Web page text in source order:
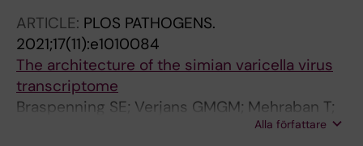
ARTICLE: PLOS PATHOGENS.
2021;17(11):e1010084
The architecture of the simian varicella virus
transcriptome
Braspenning SE; Verjans GMGM; Mehraban T;
Messaoudi I; Depledge DP; Ouwendijk WJD
Alla författare